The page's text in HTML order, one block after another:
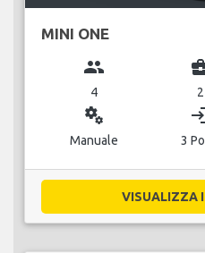
MINI ONE
group
4 2
miscellaneous_services
Manuale 3
VISUALIZZA